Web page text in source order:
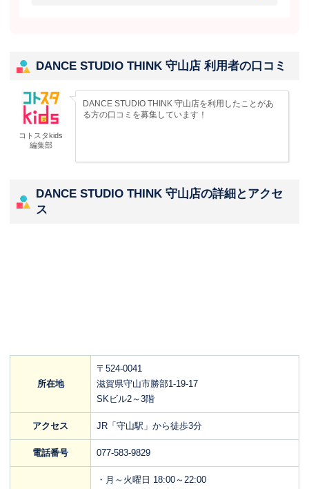
DANCE STUDIO THINK 守山店 利用者の口コミ
コトスタkids
編集部
DANCE STUDIO THINK 守山店を利用したことがあ
る方の口コミを募集しています！
DANCE STUDIO THINK 守山店の詳細とアクセ
ス
所在地
〒524-0041
滋賀県守山市勝部1-19-17
SKビル2～3階
アクセス JR「守山駅」から徒歩3分
電話番号 077-583-9829
・月～火曜日 18:00～22:00